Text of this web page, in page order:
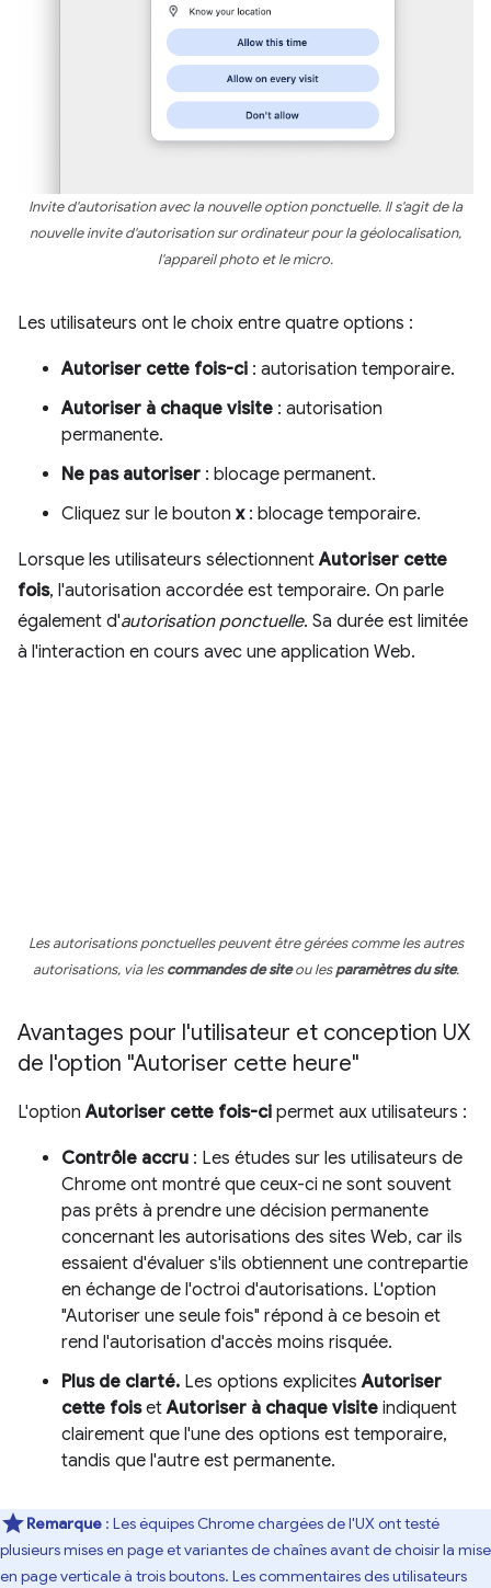
Invite d'autorisation avec la nouvelle option ponctuelle. Il s'agit de la
nouvelle invite d'autorisation sur ordinateur pour la géolocalisation,
l'appareil photo et le micro.
Les utilisateurs ont le choix entre quatre options :
Autoriser cette fois-ci : autorisation temporaire.
Autoriser à chaque visite : autorisation
permanente.
Ne pas autoriser : blocage permanent.
Cliquez sur le bouton x: blocage temporaire.
Lorsque les utilisateurs sélectionnentAutoriser cette
fois, l'autorisation accordée est temporaire. On parle
également d'autorisation ponctuelle. Sa durée est limitée
à l'interaction en cours avec une application Web.
Les autorisations ponctuelles peuvent être gérées comme les autres
autorisations, via lescommandes de siteou lesparamètres du site.
Avantages pour l'utilisateur et conception UX
de l'option "Autoriser cette heure"
L'optionAutoriser cette fois-ci permet aux utilisateurs :
Contrôle accru : Les études sur les utilisateurs de
Chrome ont montré que ceux-ci ne sont souvent
pas prêts à prendre une décision permanente
concernant les autorisations des sites Web, car ils
essaient d'évaluer s'ils obtiennent une contrepartie
en échange de l'octroi d'autorisations. L'option
"Autoriser une seule fois" répond à ce besoin et
rend l'autorisation d'accès moins risquée.
Plus de clarté. Les options explicitesAutoriser
cette foisetAutoriser à chaque visite indiquent
clairement que l'une des options est temporaire,
tandis que l'autre est permanente.
Remarque : Les équipes Chrome chargées de l'UX ont testé
plusieurs mises en page et variantes de chaînes avant de choisir la mise
en page verticale à trois boutons. Les commentaires des utilisateurs